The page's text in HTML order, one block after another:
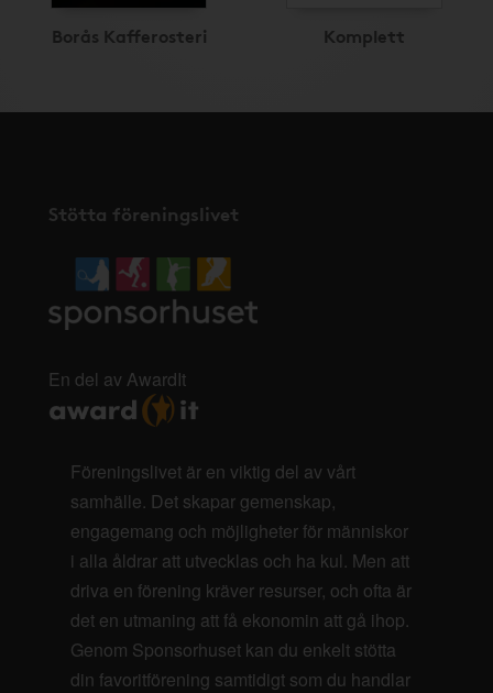
Borås Kafferosteri Komplett
Stötta föreningslivet
En del av AwardIt
Föreningslivet är en viktig del av vårt
samhälle. Det skapar gemenskap,
engagemang och möjligheter för människor
i alla åldrar att utvecklas och ha kul. Men att
driva en förening kräver resurser, och ofta är
det en utmaning att få ekonomin att gå ihop.
Genom Sponsorhuset kan du enkelt stötta
din favoritförening samtidigt som du handlar